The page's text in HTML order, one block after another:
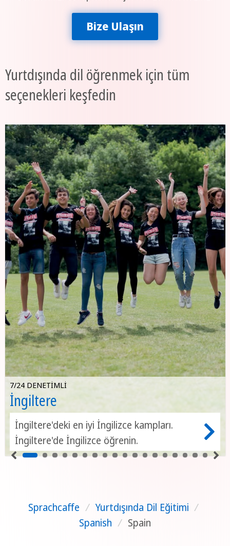
Bize Ulaşın
Yurtdışında dil öğrenmek için tüm
seçenekleri keşfedin
7/24 DENETIMLI
İngiltere
İngiltere'deki en iyi İngilizce kampları.
İngiltere'de İngilizce öğrenin.
Sprachcaffe / Yurtdışında Dil Eğitimi /
Spanish / Spain